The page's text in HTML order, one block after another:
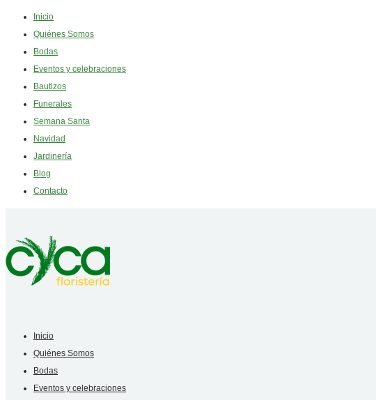
Inicio
Quiénes Somos
Bodas
Eventos y celebraciones
Bautizos
Funerales
Semana Santa
Navidad
Jardinería
Blog
Contacto
Inicio
Quiénes Somos
Bodas
Eventos y celebraciones